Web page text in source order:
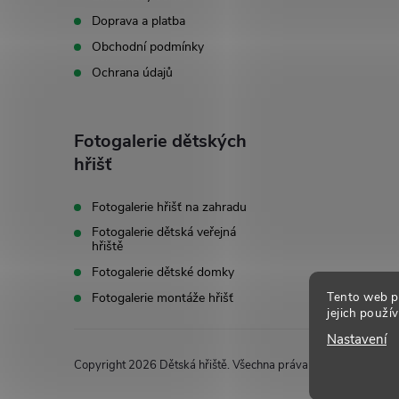
Tento web
jejich
Nastavení
Doprava a platba
Obchodní podmínky
Ochrana údajů
Fotogalerie dětských
hřišť
Fotogalerie hřišť na zahradu
Fotogalerie dětská veřejná
hřiště
Fotogalerie dětské domky
Fotogalerie montáže hřišť
Copyright 2026 Dětská hřiště. Všechna práva vyhrazena.